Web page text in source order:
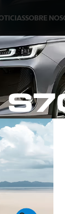
SOBRE